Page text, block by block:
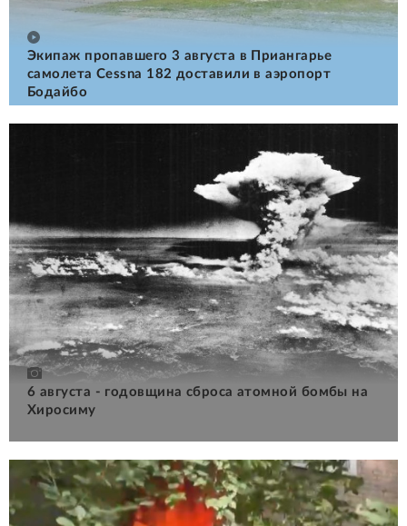
Экипаж пропавшего 3 августа в Приангарье
самолета Cessna 182 доставили в аэропорт
Бодайбо
6 августа - годовщина сброса атомной бомбы на
Хиросиму